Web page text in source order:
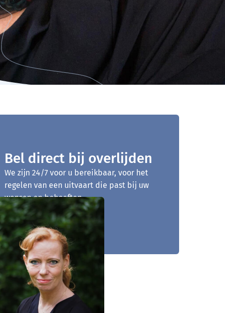
Bel direct bij overlijden
We zijn 24/7 voor u bereikbaar, voor het
regelen van een uitvaart die past bij uw
wensen en behoeften.
033 - 203 01 50